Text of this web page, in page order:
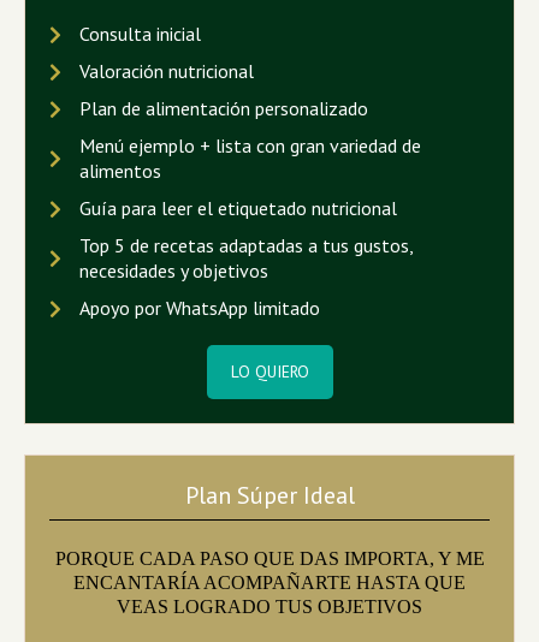
Consulta inicial
Valoración nutricional
Plan de alimentación personalizado
Menú ejemplo + lista con gran variedad de
alimentos
Guía para leer el etiquetado nutricional
Top 5 de recetas adaptadas a tus gustos,
necesidades y objetivos
Apoyo por WhatsApp limitado
LO QUIERO
Plan Súper Ideal
PORQUE CADA PASO QUE DAS IMPORTA, Y ME
ENCANTARÍA ACOMPAÑARTE HASTA QUE
VEAS LOGRADO TUS OBJETIVOS